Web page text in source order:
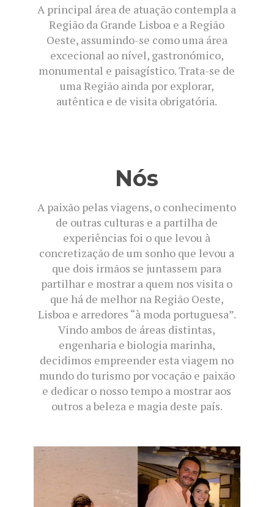
A principal área de atuação contempla a
Região da Grande Lisboa e a Região
Oeste, assumindo-se como uma área
excecional ao nível, gastronómico,
monumental e paisagístico. Trata-se de
uma Região ainda por explorar,
autêntica e de visita obrigatória.
Nós
A paixão pelas viagens, o conhecimento
de outras culturas e a partilha de
experiências foi o que levou à
concretização de um sonho que levou a
que dois irmãos se juntassem para
partilhar e mostrar a quem nos visita o
que há de melhor na Região Oeste,
Lisboa e arredores “à moda portuguesa”.
Vindo ambos de áreas distintas,
engenharia e biologia marinha,
decidimos empreender esta viagem no
mundo do turismo por vocação e paixão
e dedicar o nosso tempo a mostrar aos
outros a beleza e magia deste país.